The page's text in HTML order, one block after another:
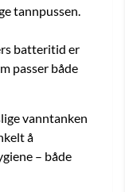
tannpussen.
batteritid er
passer både
vanntanken
å
– både